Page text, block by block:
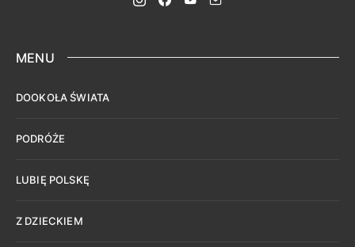
MENU
DOOKOŁA ŚWIATA
PODRÓŻE
LUBIĘ POLSKĘ
Z DZIECKIEM